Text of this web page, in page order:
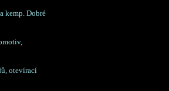
kemp. Dobré
otevírací